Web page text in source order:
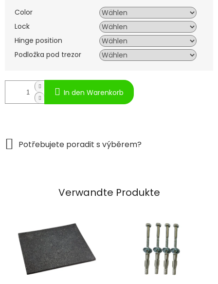
Color
Lock
Hinge position
Podložka pod trezor
In den Warenkorb
Verwandte Produkte